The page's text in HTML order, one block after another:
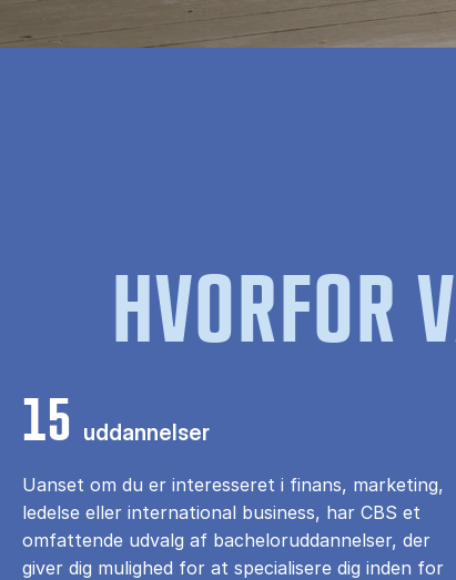
HVORFOR
15 uddannelser
Uanset om du er interesseret i finans, marketing,
ledelse eller international business, har CBS et
omfattende udvalg af bacheloruddannelser, der
giver dig mulighed for at specialisere dig inden for